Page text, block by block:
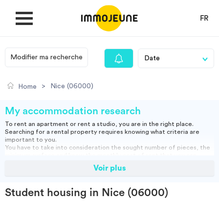
FR
MY ACCOUNT
Looking for a rent
Propose accommodation
Cities
Modifier ma recherche
Home > Nice (06000)
My accommodation research
To rent an apartment or rent a studio, you are in the right place.
Searching for a rental property requires knowing what criteria are
important to you.
You have to take into consideration the sought number of pieces, the
You can rent a furnished apartment, which will allow you to move in
Studio, empty or furnished, short or long term rental: find our housing
ads and do your search to find the right accommodation for you.
Voir plus
Student housing in Nice (06000)